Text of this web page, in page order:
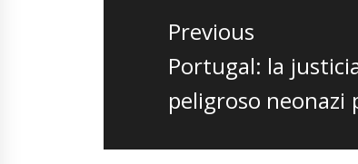
entradas
Previous
Previous
post:
Portugal: la
peligroso neonazi